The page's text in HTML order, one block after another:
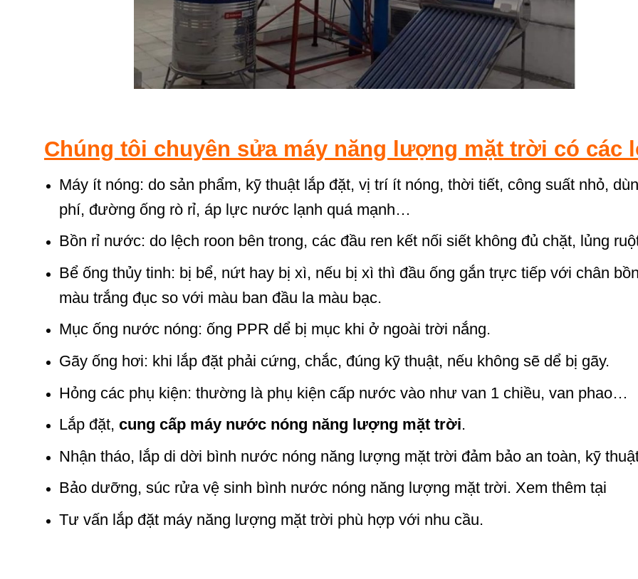
Chúng tôi chuyên sửa máy năng lượng mặt trời có các
Máy ít nóng: do sản phẩm, kỹ thuật lắp đặt, vị trí ít nóng, thời tiết, công suất nhỏ,
phí, đường ống rò rỉ, áp lực nước lạnh quá mạnh…
Bồn rỉ nước: do lệch roon bên trong, các đầu ren kết nối siết không đủ chặt, lủng
Bể ống thủy tinh: bị bể, nứt hay bị xì, nếu bị xì thì đầu ống gắn trực tiếp với chân
màu trắng đục so với màu ban đầu la màu bạc.
Mục ống nước nóng: ống PPR dể bị mục khi ở ngoài trời nắng.
Gãy ống hơi: khi lắp đặt phải cứng, chắc, đúng kỹ thuật, nếu không sẽ dể bị gãy.
Hỏng các phụ kiện: thường là phụ kiện cấp nước vào như van 1 chiều, van phao…
Lắp đặt, cung cấp máy nước nóng năng lượng mặt trời.
Nhận tháo, lắp di dời bình nước nóng năng lượng mặt trời đảm bảo an toàn, kỹ
Bảo dưỡng, súc rửa vệ sinh bình nước nóng năng lượng mặt trời. Xem thêm tại
Tư vấn lắp đặt máy năng lượng mặt trời phù hợp với nhu cầu.